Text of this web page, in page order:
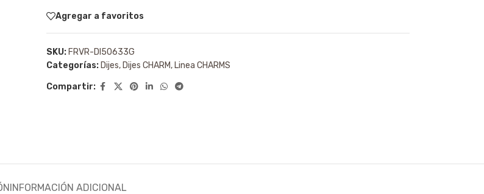
Agregar a favoritos
SKU: FRVR-DI50633G
Categorías: Dijes, Dijes CHARM, Linea CHARMS
Compartir:
INFORMACIÓN ADICIONAL